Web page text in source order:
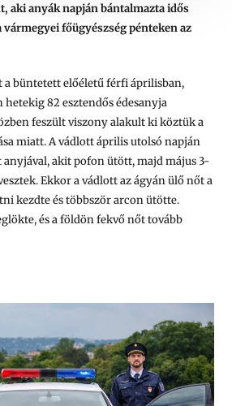
aki anyák napján bántalmazta idős
főügyészség pénteken az
a büntetett előéletű férfi áprilisban,
hetekig 82 esztendős édesanyja
feszült viszony alakult ki köztük a
miatt. A vádlott április utolsó napján
anyjával, akit pofon ütött, majd május 3-
Ekkor a vádlott az ágyán ülő nőt a
kezdte és többször arcon ütötte.
és a földön fekvő nőt tovább